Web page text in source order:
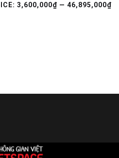
3,600,000₫ — 46,895,000₫